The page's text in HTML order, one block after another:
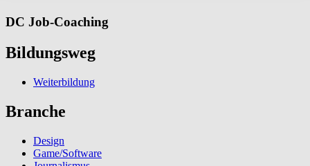
DC Job-Coaching
Bildungsweg
Weiterbildung
Branche
Design
Game/Software